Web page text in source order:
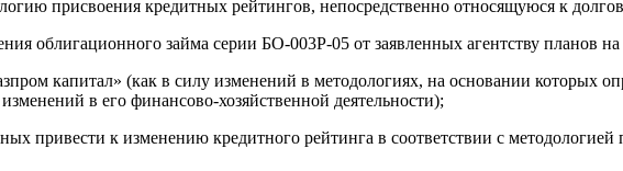
присвоения кредитных рейтингов, непосредственно относящуюся к
облигационного займа серии БО-003Р-05 от заявленных агентству планов
капитал» (как в силу изменений в методологиях, на основании которых
в его финансово-хозяйственной деятельности);
привести к изменению кредитного рейтинга в соответствии с